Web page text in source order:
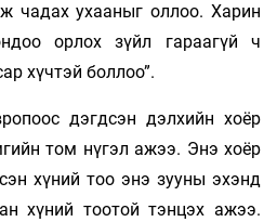
чадах ухааныг оллоо. Харин
орлох зүйл гараагүй ч
хүчтэй боллоо”.
дэгдсэн дэлхийн хоёр
том нүгэл ажээ. Энэ хоёр
хүний тоо энэ зууны эхэнд
хүний тоотой тэнцэх ажээ.